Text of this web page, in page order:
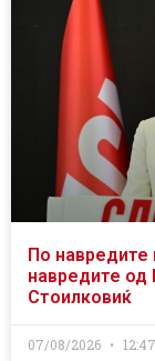
По навредите
навредите од
Стоилковиќ
07/08/2026 12:47